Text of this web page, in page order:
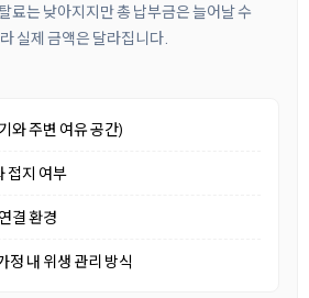
료는 낮아지지만 총 납부금은 늘어날 수
실제 금액은 달라집니다.
와 주변 여유 공간)
접지 여부
결 환경
정 내 위생 관리 방식